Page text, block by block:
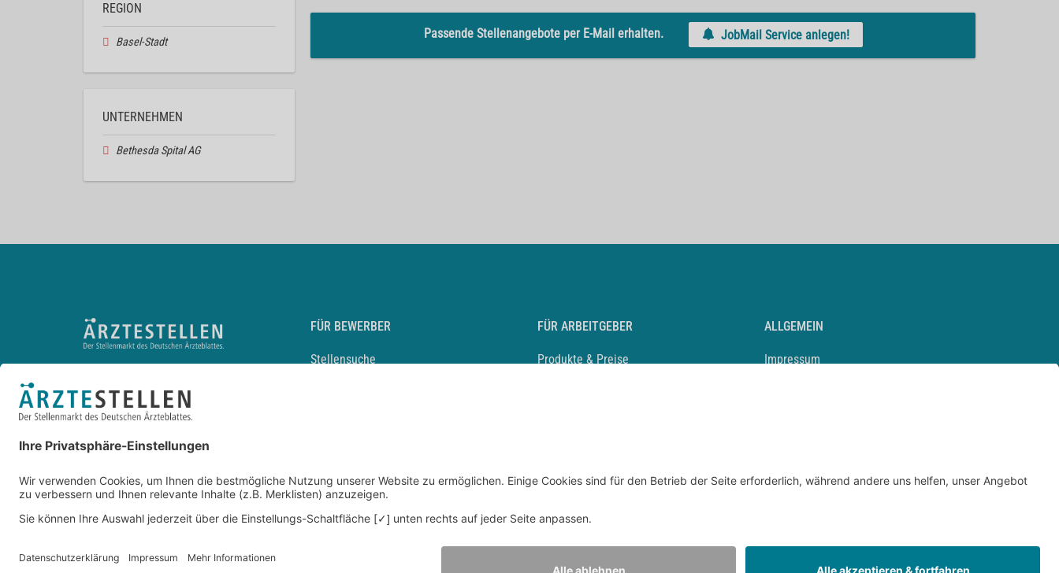
Passende Stellenangebote per E-Mail erhalten. JobMail Service anlegen!
REGION
Basel-Stadt
UNTERNEHMEN
Bethesda Spital AG
FÜR BEWERBER
Stellensuche
Durchsuchen Sie den Stellenkatalog
FÜR ARBEITGEBER
Produkte & Preise
ALLGEMEIN
Impressum